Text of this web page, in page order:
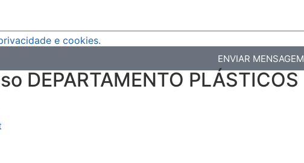
e cookies.
ENVIAR MENSAGEM
DEPARTAMENTO PLÁSTICOS